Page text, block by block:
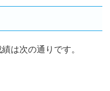
は次の通りです。